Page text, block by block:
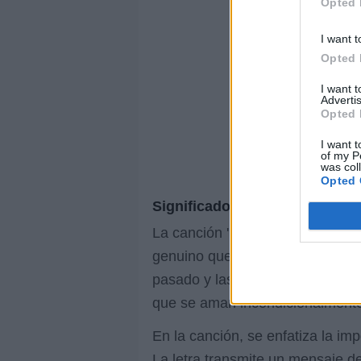
I want
Opted
I want
Opted
I want
of my
was
Opted
Significado de la letra
La canción 'Nos Queremos y
genuino que supera las críticas
pasado y las opiniones ajenas
que se aman
En la canción, se enfatiza la